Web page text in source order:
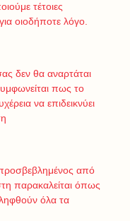
τέτοιες
οιοδήποτε λόγο.
δεν θα αναρτάται
πως το
να επιδεικνύει
από
παρακαλείται όπως
όλα τα